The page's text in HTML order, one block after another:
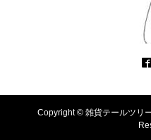
Copyright © 雑貨テールツリ